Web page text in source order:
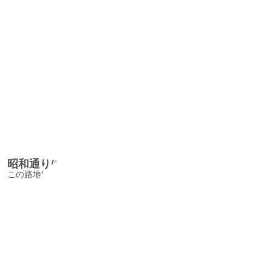
昭和通り/ShowadoriAlley
この路地は表入口と奥の角あたりの表情がこんなに違うとは